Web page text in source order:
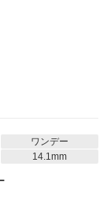
ワンデー
14.1mm